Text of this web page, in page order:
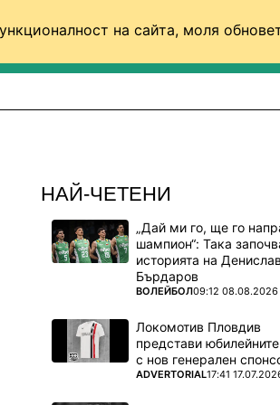
на сайта, моля
НАЙ-ЧЕТЕНИ
„Дай ми го, ще го
шампион“: Така
историята на Денислав
Бърдаров
ПОВЕЧЕ ОТ
ВОЛЕЙБОЛ09:12 08.08.2026
Локомотив Пловдив
представи
с нов генерален
ПОВЕЧЕ ОТ
ADVERTORIAL17:41